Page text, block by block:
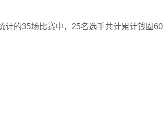
计的35场比赛中，25名选手共计累计钱圈60